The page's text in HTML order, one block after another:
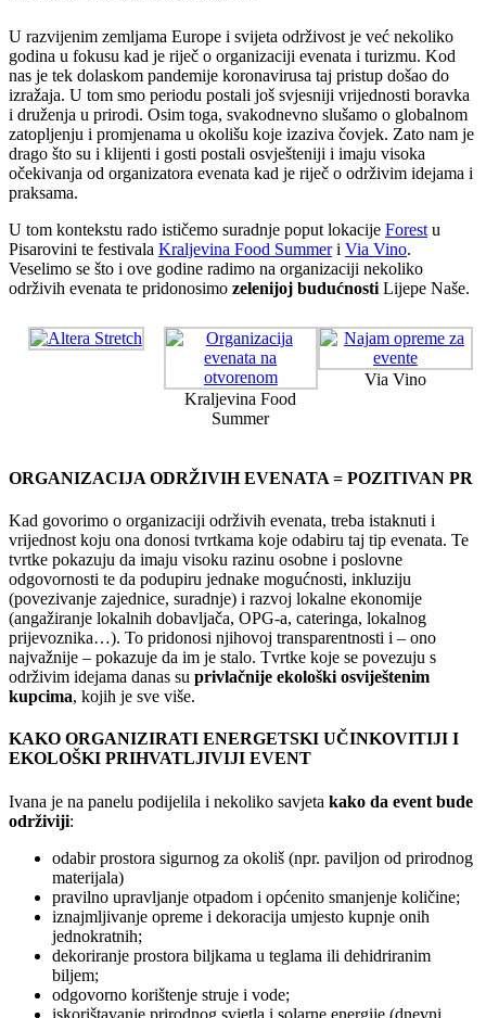
U razvijenim zemljama Europe i svijeta održivost je već nekoliko
godina u fokusu kad je riječ o organizaciji evenata i turizmu. Kod
nas je tek dolaskom pandemije koronavirusa taj pristup došao do
izražaja. U tom smo periodu postali još svjesniji vrijednosti boravka
i druženja u prirodi. Osim toga, svakodnevno slušamo o globalnom
zatopljenju i promjenama u okolišu koje izaziva čovjek. Zato nam je
drago što su i klijenti i gosti postali osvješteniji i imaju visoka
očekivanja od organizatora evenata kad je riječ o održivim idejama i
praksama.
U tom kontekstu rado ističemo suradnje poput lokacije Forest u
Pisarovini te festivala Kraljevina Food Summeri Via Vino.
Veselimo se što i ove godine radimo na organizaciji nekoliko
održivih evenata te pridonosimo zelenijoj budućnosti Lijepe Naše.
Kraljevina Food
Summer
Via Vino
ORGANIZACIJA ODRŽIVIH EVENATA = POZITIVAN PR
Kad govorimo o organizaciji održivih evenata, treba istaknuti i
vrijednost koju ona donosi tvrtkama koje odabiru taj tip evenata. Te
tvrtke pokazuju da imaju visoku razinu osobne i poslovne
odgovornosti te da podupiru jednake mogućnosti, inkluziju
(povezivanje zajednice, suradnje) i razvoj lokalne ekonomije
(angažiranje lokalnih dobavljača, OPG-a, cateringa, lokalnog
prijevoznika…). To pridonosi njihovoj transparentnosti i – ono
najvažnije – pokazuje da im je stalo. Tvrtke koje se povezuju s
održivim idejama danas su privlačnije ekološki osviještenim
kupcima, kojih je sve više.
KAKO ORGANIZIRATI ENERGETSKI UČINKOVITIJI I
EKOLOŠKI PRIHVATLJIVIJI EVENT
Ivana je na panelu podijelila i nekoliko savjeta kako da event bude
održiviji:
odabir prostora sigurnog za okoliš (npr. paviljon od prirodnog
materijala)
pravilno upravljanje otpadom i općenito smanjenje količine;
iznajmljivanje opreme i dekoracija umjesto kupnje onih
jednokratnih;
dekoriranje prostora biljkama u teglama ili dehidriranim
biljem;
odgovorno korištenje struje i vode;
iskorištavanje prirodnog svjetla i solarne energije (dnevni